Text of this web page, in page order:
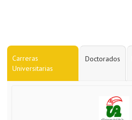
Carreras
Universitarias
Doctorados